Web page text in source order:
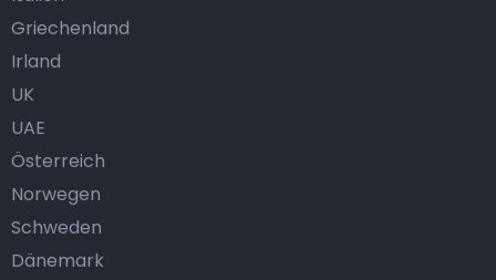
Griechenland
Irland
UK
UAE
Österreich
Norwegen
Schweden
Dänemark